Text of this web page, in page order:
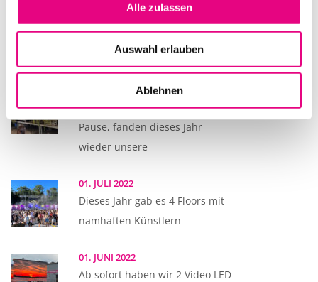
Alle zulassen
Auswahl erlauben
Ablehnen
13. AUGUST 2022
Dieses Jahr hat der SWR als
Überraschung der BSB
07. AUGUST 2022
Nach zweijähriger Corona
Pause, fanden dieses Jahr
wieder unsere
01. JULI 2022
Dieses Jahr gab es 4 Floors mit
namhaften Künstlern
01. JUNI 2022
Ab sofort haben wir 2 Video LED